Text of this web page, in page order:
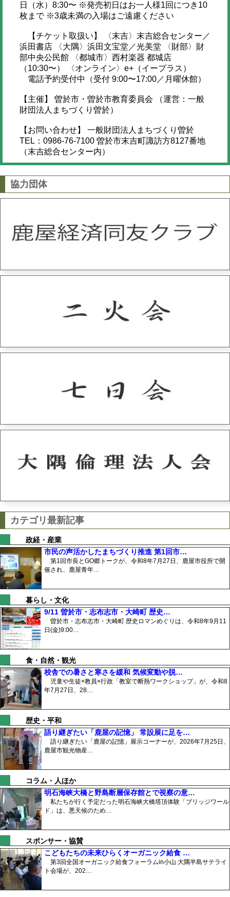
日（水）8:30〜 ※発売初日はお一人様1回につき10
枚まで ※3歳未満の入場はご遠慮ください
【チケット取扱い】 〈末吉〉末吉総合センター／
浜田書店 〈大隅〉浜田文宝堂／光美堂 〈財部〉財
部中央公民館 〈都城市〉西村楽器 都城店
（10:30〜） 〈オンライン〉e+（イープラス）
電話予約受付中（受付 9:00〜17:00／月曜休館）
【主催】 曽於市・曽於市教育委員会 （運営：一般
財団法人まちづくり曽於）
【お問い合わせ】 一般財団法人まちづくり曽於
TEL：0986-76-7100 曽於市末吉町諏訪方8127番地
（末吉総合センター内）
協力団体
カテゴリ最新記事
政経・産業
市民の声活かしたまちづくり推進 第1回市…
第1回市長とGO郷トークが、令和8年7月27日、鹿屋市役所で開
催され、鹿屋青年…
暮らし・文化
9/11 曽於市・志布志市・大崎町 歴史…
曽於市・志布志市・大崎町 歴史ロマンめぐりは、令和8年9月11
日(金)9:00…
食・自然・観光
校舎での暑さと寒さを緩和 気候変動や脱…
児童や生徒×教員×行政「教室で断熱ワークショップ」が、令和8
年7月27日、28…
歴史・平和
語り継ぎたい「鹿屋の記憶」 常設展に足を…
語り継ぎたい「鹿屋の記憶」展示コーナーが、2026年7月25日、
鹿屋市観光物産…
コラム・人ほか
明石海峡大橋と野島断層保存館とで視察の意…
私たちが行く予定だった明石海峡大橋塔頂体験「ブリッジワール
ド」は、悪天候のため…
スポンサー・協賛
こどもたちの未来ひらくオーガニック給食 …
第3回全国オーガニック給食フォーラムin小山 大隅半島サテライ
ト会場が、202…